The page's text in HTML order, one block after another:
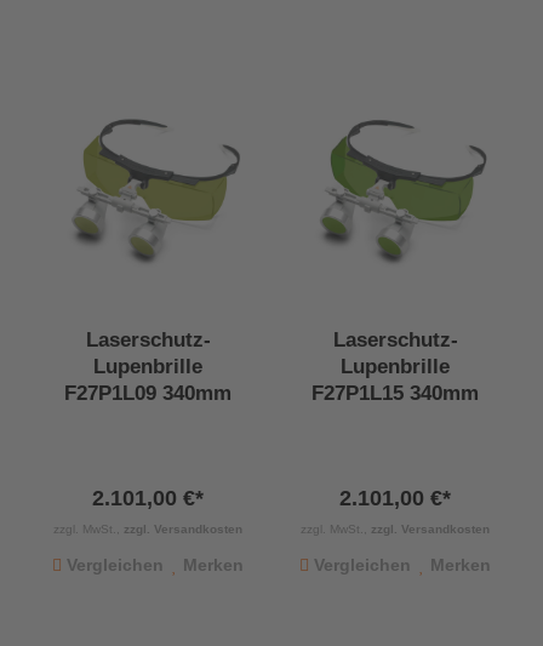
Laserschutz-
Lupenbrille
F27P1L09 340mm
2.101,00 €*
zzgl. MwSt., zzgl. Versandkosten
Vergleichen Merken
Laserschutz-
Lupenbrille
F27P1L15 340mm
2.101,00 €*
zzgl. MwSt., zzgl. Versandkosten
Vergleichen Merken